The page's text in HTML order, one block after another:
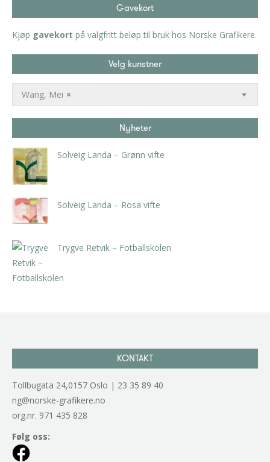
Gavekort
Kjøp gavekort på valgfritt beløp til bruk hos Norske Grafikere.
Velg kunstner
×
Wang, Mei
Nyheter
Solveig Landa – Grønn vifte
Solveig Landa – Rosa vifte
Trygve Retvik – Fotballskolen
KONTAKT
Tollbugata 24,0157 Oslo | 23 35 89 40
ng@norske-grafikere.no
org.nr. 971 435 828
Følg oss: